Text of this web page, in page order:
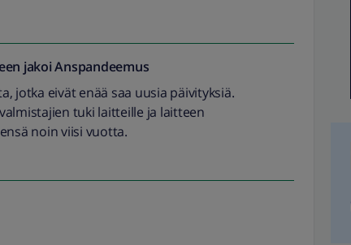
jakoiAnspandeemus
jotka eivät enää saa uusia päivityksiä.
tuki laitteille ja laitteen
noin viisi vuotta.